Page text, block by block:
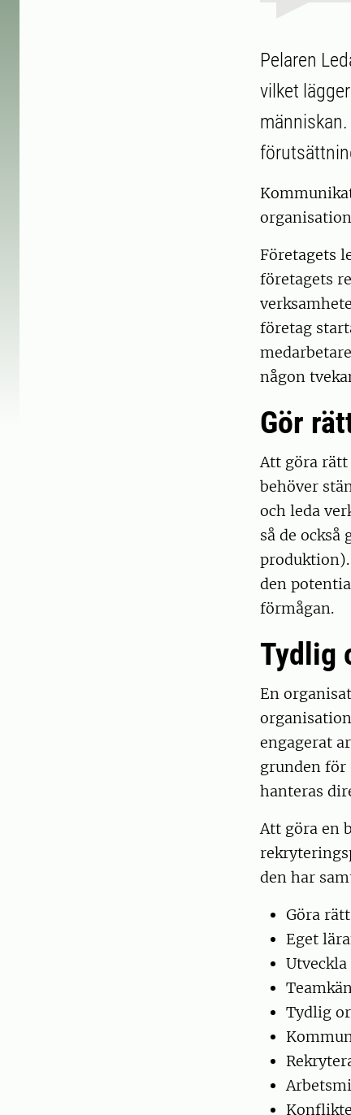
Pelaren
vilket
Företagets
företagets
företag
någon
Gör
Att göra rätt
behöver
och leda
så de
den
förmågan.
Tydlig
En
engagerat
grunden för
hanteras
Att göra en
den har
Göra
Eget
Tydlig